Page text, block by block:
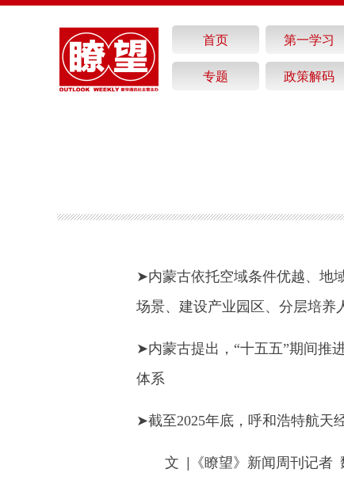
首页 第一学习
专题
政策解码
➤内蒙古依托空域条件优越、地
场景、建设产业园区、分层培养
➤内蒙古提出，“十五五”期间推
体系
➤截至2025年底，呼和浩特航天
文 |《瞭望》新闻周刊记者